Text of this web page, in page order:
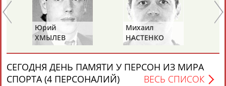
Рамазан
Тагир
Камиль
Загалав
Юрий
ХМЫЛЕВ
Михаил
НАСТЕНКО
СЕГОДНЯ ДЕНЬ ПАМЯТИ У ПЕРСОН ИЗ МИРА
СПОРТА (4 ПЕРСОНАЛИЙ)
ВЕСЬ СПИСОК